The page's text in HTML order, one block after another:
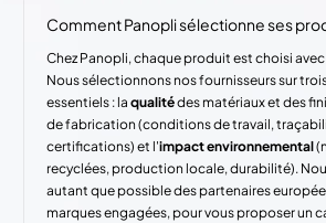
Comment Panopli sélectionne ses
Chez Panopli, chaque produit est choisi
Nous sélectionnons nos fournisseurs sur
essentiels : laqualitédes matériaux et des
de fabrication (conditions de travail,
certifications) et l'impact environnemental
recyclées, production locale, durabilité).
autant que possible des partenaires
marques engagées, pour vous proposer un